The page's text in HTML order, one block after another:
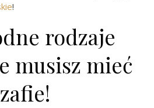
!
rodzaje
musisz mieć